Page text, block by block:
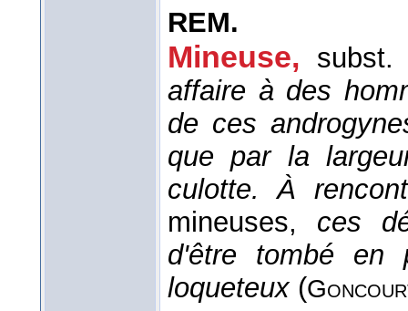
REM.
Mineuse, subst.
affaire à des
de ces
que par la
culotte. À
mineuses, ces
d'être tombé en
loqueteux(